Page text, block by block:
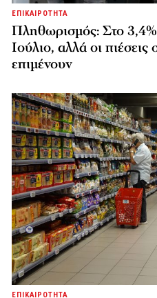
ΕΠΙΚΑΙΡΟΤΗΤΑ
Πληθωρισμός: Στο
Ιούλιο, αλλά οι
επιμένουν
ΕΠΙΚΑΙΡΟΤΗΤΑ